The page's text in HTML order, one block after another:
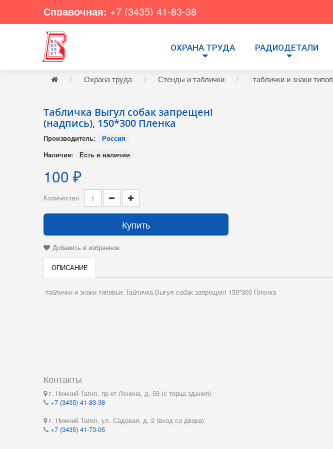
Справочная: +7 (3435) 41-83-38
ОХРАНА ТРУДА РАДИОДЕТАЛИ
Охрана труда Стенды и таблички -таблички и знаки
Табличка Выгул собак запрещен!
(надпись), 150*300 Пленка
Производитель:
Россия
Наличие:
Есть в наличии
100 ₽
Количество
Купить
Добавить в избранное
ОПИСАНИЕ
-таблички и знаки типовые Табличка Выгул собак запрещен! 150*300 Пленка
Контакты
г. Нижний Тагил, пр-кт Ленина, д. 59 (с торца здания)
+7 (3435) 41-83-38
г. Нижний Тагил, ул. Садовая, д. 2 (вход со двора)
+7 (3435) 41-73-05